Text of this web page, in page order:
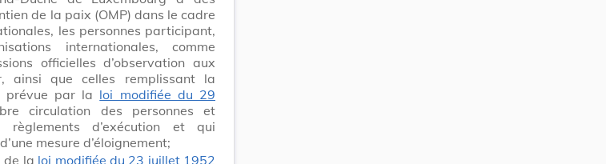
de la paix (OMP) dans le cadre
les personnes participant,
internationales, comme
officielles d’observation aux
ainsi que celles remplissant la
prévue par la loi modifiée du 29
circulation des personnes et
règlements d’exécution et qui
mesure d’éloignement;
de la loi modifiée du 23 juillet 1952